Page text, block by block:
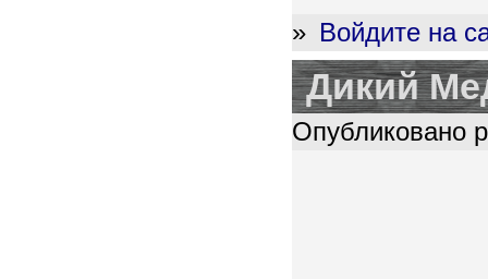
» Войдите на
Дикий
Опубликовано